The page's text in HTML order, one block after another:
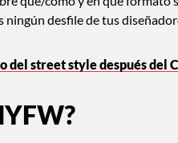
desfile de tus
del street style después del